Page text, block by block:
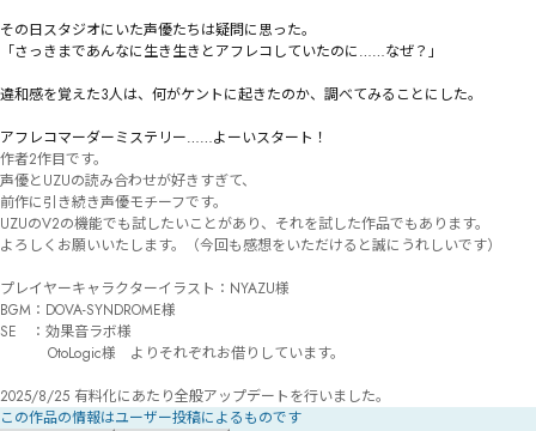
その日スタジオにいた声優たちは疑問に思った。
「さっきまであんなに生き生きとアフレコしていたのに……なぜ？」
違和感を覚えた3人は、何がケントに起きたのか、調べてみることにした。
アフレコマーダーミステリー……よーいスタート！
作者2作目です。
声優とUZUの読み合わせが好きすぎて、
前作に引き続き声優モチーフです。
UZUのV2の機能でも試したいことがあり、それを試した作品でもあります。
よろしくお願いいたします。（今回も感想をいただけると誠にうれしいです）
プレイヤーキャラクターイラスト：NYAZU様
BGM：DOVA-SYNDROME様
SE　：効果音ラボ様
OtoLogic様　よりそれぞれお借りしています。
2025/8/25 有料化にあたり全般アップデートを行いました。
この作品の情報はユーザー投稿によるものです